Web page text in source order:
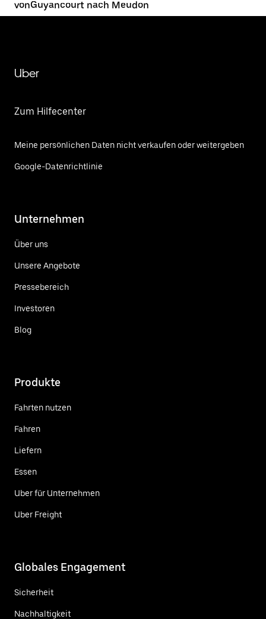
vonGuyancourt nach Meudon
Uber
Zum Hilfecenter
Meine persönlichen Daten nicht verkaufen oder weitergeben
Google-Datenrichtlinie
Unternehmen
Über uns
Unsere Angebote
Pressebereich
Investoren
Blog
Produkte
Fahrten nutzen
Fahren
Liefern
Essen
Uber für Unternehmen
Uber Freight
Globales Engagement
Sicherheit
Nachhaltigkeit